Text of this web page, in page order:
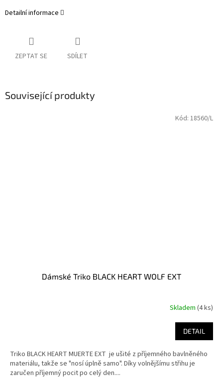
Detailní informace
ZEPTAT SE SDÍLET
Související produkty
Dámské Triko BLACK HEART WOLF EXT
Skladem (4 ks)
DETAIL
Triko BLACK HEART MUERTE EXT je ušité z příjemného bavlněného
materiálu, takže se "nosí úplně samo". Díky volnějšímu střihu je
zaručen příjemný pocit po celý den....
Kód: 18560/L